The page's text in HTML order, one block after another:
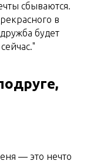
сбываются.
в
будет
— это нечто